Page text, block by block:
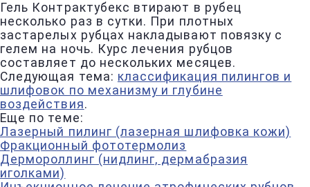
Гель Контрактубекс втирают в рубец
несколько раз в сутки. При плотных
застарелых рубцах накладывают повязку с
гелем на ночь. Курс лечения рубцов
составляет до нескольких месяцев.
Следующая тема: классификация пилингов и
шлифовок по механизму и глубине
воздействия.
Еще по теме:
Лазерный пилинг (лазерная шлифовка кожи)
Фракционный фототермолиз
Дермороллинг (нидлинг, дермабразия
иголками)